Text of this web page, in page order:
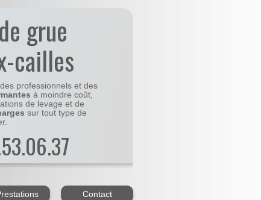
grue
cailles
professionnels et des
à moindre coût,
de levage et de
sur tout type de
Contact